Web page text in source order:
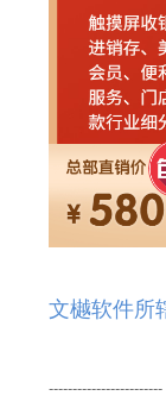
文樾软件所
------------------------